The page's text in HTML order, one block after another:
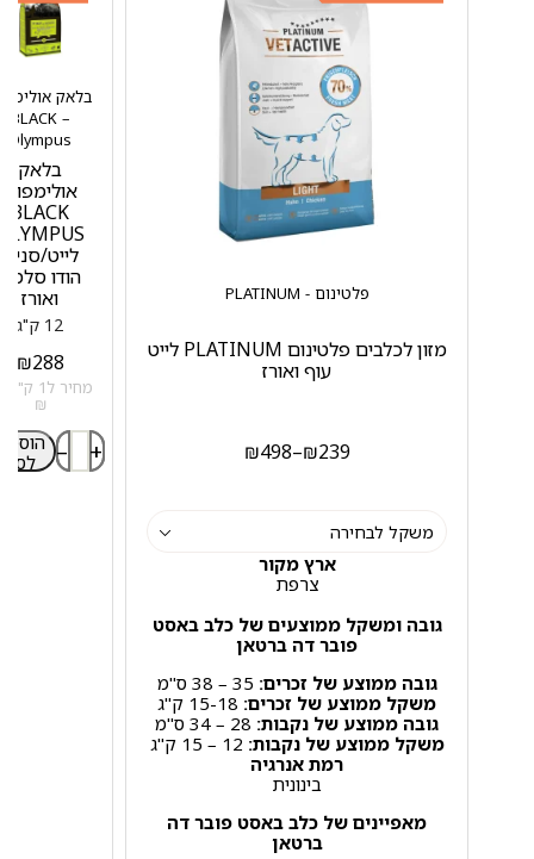
פלטינום - PLATINUM
מזון לכלבים פלטינום PLATINUM לייט
עוף ואורז
₪239
–
₪498
ארץ מקור
צרפת
גובה ומשקל ממוצעים של כלב באסט
פובר דה ברטאן
גובה ממוצע של זכרים: 35 – 38 ס"מ
משקל ממוצע של זכרים: 15-18 ק"ג
גובה ממוצע של נקבות: 28 – 34 ס"מ
משקל ממוצע של נקבות: 12 – 15 ק"ג
רמת אנרגיה
בינונית
מאפיינים של כלב באסט פובר דה
ברטאן
בלאק
– BLACK
Olympus
בלאק
אולימפוס
BLACK
לייט/סניור
הודו סלמון
ואורז
12 ק"ג
₪288
₪
– +
לסל